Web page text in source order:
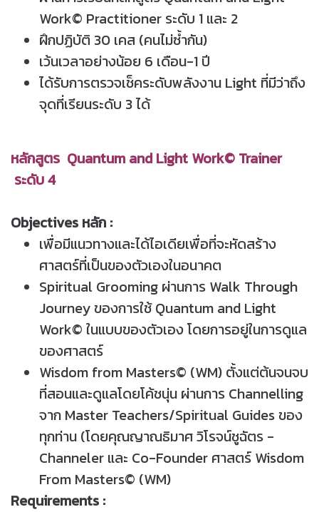
Work© Practitioner ระดับ 1 และ 2
ฝึกปฏิบัติ 30 เคส (คนไม่ซ้ำกัน)
เว้นเวลาอย่างน้อย 6 เดือน-1 ปี
ได้รับการตรวจเช็คระดับพลังงาน Light ที่มีว่าถึง
จุดที่เรียนระดับ 3 ได้
หลักสูตร Quantum and Light Work© Trainer
ระดับ 4
Objectives หลัก :
เพื่อมีแนวทางและได้ไอเดียเพื่อที่จะหัดสร้าง
ศาสตร์ที่เป็นของตัวเองในอนาคต
Spiritual Grooming ผ่านการ Walk Through
Journey ของการใช้ Quantum and Light
Work© ในแบบของตัวเอง โดยการอยู่ในการดูแล
ของศาสตร์
Wisdom from Masters© (WM) ตั้งแต่ต้นจนจบ
ที่สอนและดูแลโดยโค้ชนุ่น ผ่านการ Channelling
จาก Master Teachers/Spiritual Guides ของ
ทุกท่าน (โดยคุณญาณธิมาศ วิโรจน์ชูฉัตร -
Channeler และ Co-Founder ศาสตร์ Wisdom
From Masters© (WM)
Requirements :